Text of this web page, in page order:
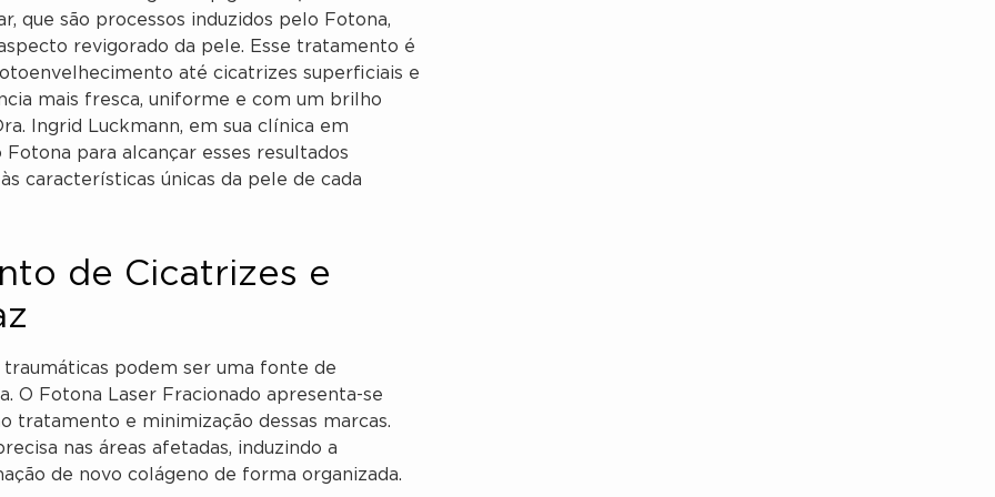
que são processos induzidos pelo Fotona,
revigorado da pele. Esse tratamento é
até cicatrizes superficiais e
mais fresca, uniforme e com um brilho
Ingrid Luckmann, em sua clínica em
para alcançar esses resultados
características únicas da pele de cada
de Cicatrizes e
podem ser uma fonte de
O Fotona Laser Fracionado apresenta-se
e minimização dessas marcas.
nas áreas afetadas, induzindo a
de novo colágeno de forma organizada.